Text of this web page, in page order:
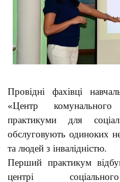
Провідні фахівці
«Центр комунального
практикуми для
обслуговують одиноких
та людей з інвалідністю.
Перший практикум
центрі